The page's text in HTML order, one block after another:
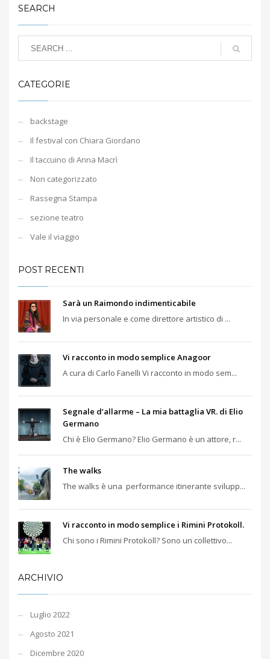
SEARCH
CATEGORIE
backstage
Il festival con Chiara Giordano
Il taccuino di Anna Macrì
Non categorizzato
Rassegna Stampa
sezione teatro
Vale il viaggio
POST RECENTI
Sarà un Raimondo indimenticabile
In via personale e come direttore artistico di ...
Vi racconto in modo semplice Anagoor
A cura di Carlo Fanelli Vi racconto in modo sem...
Segnale d’allarme – La mia battaglia VR. di Elio
Germano
Chi è Elio Germano? Elio Germano è un attore, r...
The walks
The walks è una performance itinerante svilupp...
Vi racconto in modo semplice i Rimini Protokoll.
Chi sono i Rimini Protokoll? Sono un collettivo...
ARCHIVIO
Luglio 2022
Agosto 2021
Dicembre 2020